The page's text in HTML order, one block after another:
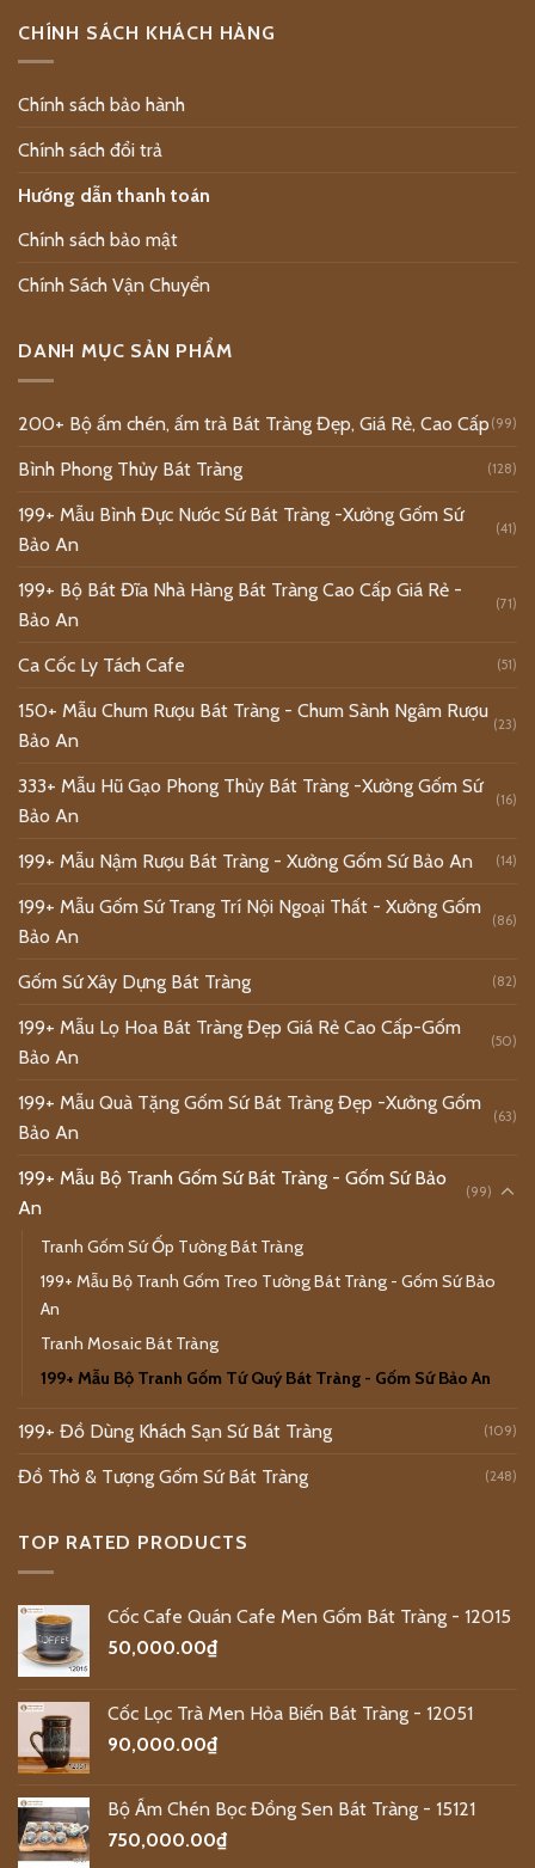
CHÍNH SÁCH KHÁCH HÀNG
Chính sách bảo hành
Chính sách đổi trả
Hướng dẫn thanh toán
Chính sách bảo mật
Chính Sách Vận Chuyển
DANH MỤC SẢN PHẨM
200+ Bộ ấm chén, ấm trà Bát Tràng Đẹp, Giá Rẻ, Cao Cấp (99)
Bình Phong Thủy Bát Tràng (128)
199+ Mẫu Bình Đực Nước Sứ Bát Tràng -Xưởng Gốm Sứ
Bảo An
(41)
199+ Bộ Bát Đĩa Nhà Hàng Bát Tràng Cao Cấp Giá Rẻ -
Bảo An
(71)
Ca Cốc Ly Tách Cafe (51)
150+ Mẫu Chum Rượu Bát Tràng - Chum Sành Ngâm Rượu
Bảo An
(23)
333+ Mẫu Hũ Gạo Phong Thủy Bát Tràng -Xưởng Gốm Sứ
Bảo An
(16)
199+ Mẫu Nậm Rượu Bát Tràng - Xưởng Gốm Sứ Bảo An (14)
199+ Mẫu Gốm Sứ Trang Trí Nội Ngoại Thất - Xưởng Gốm
Bảo An
(86)
Gốm Sứ Xây Dựng Bát Tràng (82)
199+ Mẫu Lọ Hoa Bát Tràng Đẹp Giá Rẻ Cao Cấp-Gốm
Bảo An
(50)
199+ Mẫu Quà Tặng Gốm Sứ Bát Tràng Đẹp -Xưởng Gốm
Bảo An
(63)
199+ Mẫu Bộ Tranh Gốm Sứ Bát Tràng - Gốm Sứ Bảo
An
(99)
Tranh Gốm Sứ Ốp Tường Bát Tràng
199+ Mẫu Bộ Tranh Gốm Treo Tường Bát Tràng - Gốm Sứ Bảo
An
Tranh Mosaic Bát Tràng
199+ Mẫu Bộ Tranh Gốm Tứ Quý Bát Tràng - Gốm Sứ Bảo An
199+ Đồ Dùng Khách Sạn Sứ Bát Tràng (109)
Đồ Thờ & Tượng Gốm Sứ Bát Tràng (248)
TOP RATED PRODUCTS
Cốc Cafe Quán Cafe Men Gốm Bát Tràng - 12015
50,000.00₫
Cốc Lọc Trà Men Hỏa Biến Bát Tràng - 12051
90,000.00₫
Bộ Ấm Chén Bọc Đồng Sen Bát Tràng - 15121
750,000.00₫